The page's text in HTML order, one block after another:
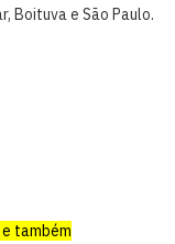
Boituva e São Paulo.
e também